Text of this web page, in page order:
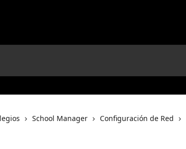
School Manager
Configuración de Red